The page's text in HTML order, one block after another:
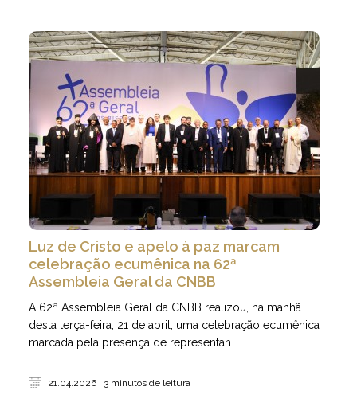
Luz de Cristo e apelo à paz marcam
celebração ecumênica na 62ª
Assembleia Geral da CNBB
A 62ª Assembleia Geral da CNBB realizou, na manhã
desta terça-feira, 21 de abril, uma celebração ecumênica
marcada pela presença de representan...
21.04.2026 | 3 minutos de leitura